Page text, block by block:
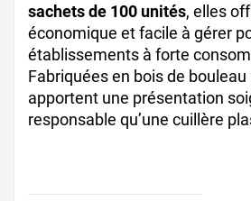
sachets de 100 unités, elles
économique et facile à gérer
établissements à forte
Fabriquées en bois de
apportent une présentation
responsable qu’une cuillère